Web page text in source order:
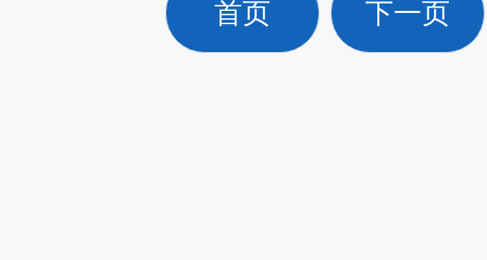
首页 下一页